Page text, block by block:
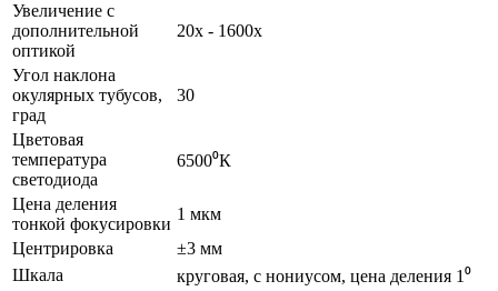
Увеличение с
дополнительной
оптикой
20х - 1600х
Угол наклона
окулярных тубусов,
град
30
Цветовая
температура
светодиода
6500⁰К
Цена деления
тонкой фокусировки
1 мкм
Центрировка
±3 мм
Шкала
круговая, с нониусом, цена деления 1⁰